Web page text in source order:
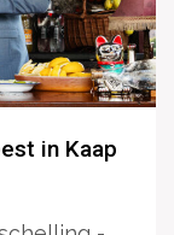
in Kaap